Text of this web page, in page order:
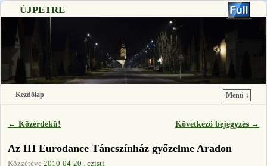
ÚJPETRE
Kezdőlap
Menü ↓
Bejegyzés navigáció
← Közérdekű! Következő bejegyzés →
Az IH Eurodance Táncszínház győzelme Aradon
Közzétéve 2010-04-20 , czisti